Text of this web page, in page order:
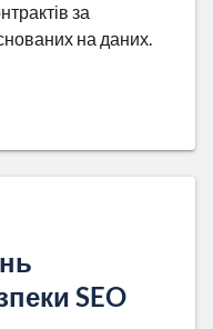
за
на даних.
SEO